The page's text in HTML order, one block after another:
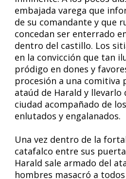
embajada varega que
de su comandante y que
concedan ser enterrado
dentro del castillo. Los
en la convicción que tan
pródigo en dones y
procesión a una comitiva
ataúd de Harald y llevarlo
ciudad acompañado de
enlutados y engalanados.
Una vez dentro de la
catafalco entre sus
Harald sale armado del
hombres masacró a